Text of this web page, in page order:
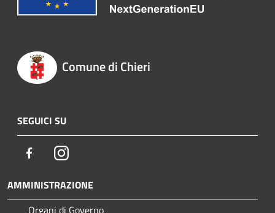
Comune di Chieri
SEGUICI SU
FacebookInstagram
AMMINISTRAZIONE
Organi di Governo